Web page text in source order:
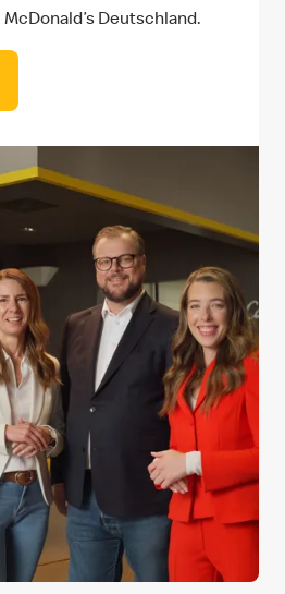
Deutschland.